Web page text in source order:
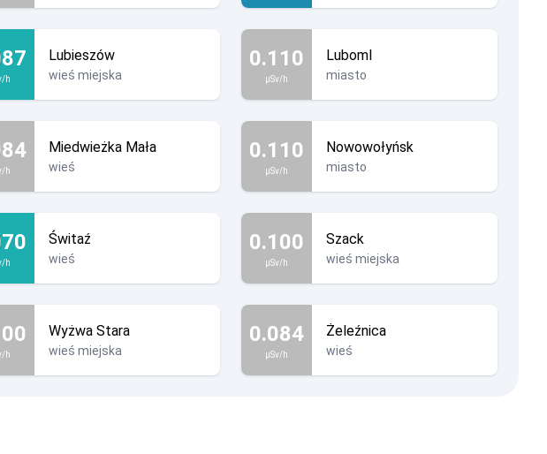
h
Lubieszów
wieś miejska
0.110
µSv/h
Luboml
miasto
h
Miedwieżka Mała
wieś
0.110
µSv/h
Nowowołyńsk
miasto
h
Świtaź
wieś
0.100
µSv/h
Szack
wieś miejska
h
Wyżwa Stara
wieś miejska
0.084
µSv/h
Żeleźnica
wieś